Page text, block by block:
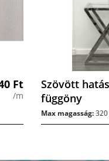
Ft
/m
Szövött
függöny
Max magasság: